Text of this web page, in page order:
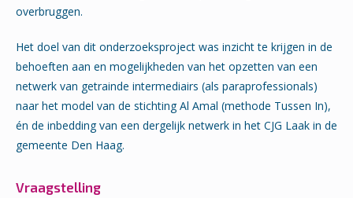
overbruggen.
Het doel van dit onderzoeksproject was inzicht te krijgen in de
behoeften aan en mogelijkheden van het opzetten van een
netwerk van getrainde intermediairs (als paraprofessionals)
naar het model van de stichting Al Amal (methode Tussen In),
én de inbedding van een dergelijk netwerk in het CJG Laak in de
gemeente Den Haag.
Vraagstelling